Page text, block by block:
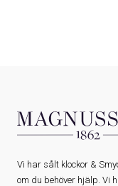
Vi har sålt klockor &
om du behöver hjälp. Vi